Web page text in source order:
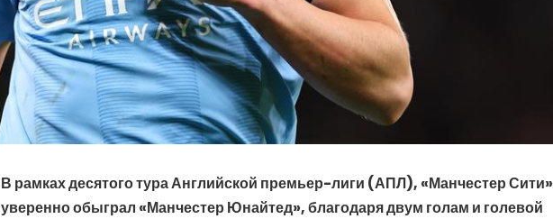
В рамках десятого тура Английской премьер-лиги (АПЛ), «Манчестер Сити»
уверенно обыграл «Манчестер Юнайтед», благодаря двум голам и голевой